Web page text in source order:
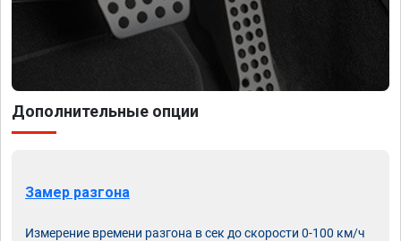
Дополнительные опции
Замер разгона
Измерение времени разгона в сек до скорости 0-100 км/ч